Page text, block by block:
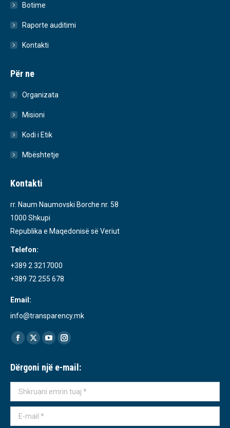
Botime
Raporte auditimi
Kontakti
Për ne
Organizata
Misioni
Kodi i Etik
Mbështetje
Kontakti
rr. Naum Naumovski Borche nr. 58
1000 Shkupi
Republika e Maqedonisë së Veriut
Telefon:
+389 2 3217000
+389 72 255 678
Email:
info@transparency.mk
Find us on:
Facebook
opens
in
new
X
opens
in
new
YouTube
opens
in
new
Instagram
opens
in
new
Dërgoni një e-mail:
Shkruani emrin tuaj *
E-mail *